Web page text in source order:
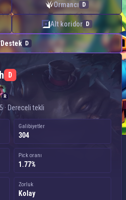
Ormancı D
Alt koridor D
Destek D
D
R
· Dereceli tekli
Galibiyetler
304
Pick oranı
1.77%
Zorluk
Kolay